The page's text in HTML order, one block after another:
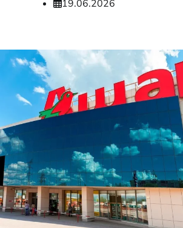
19.06.2026